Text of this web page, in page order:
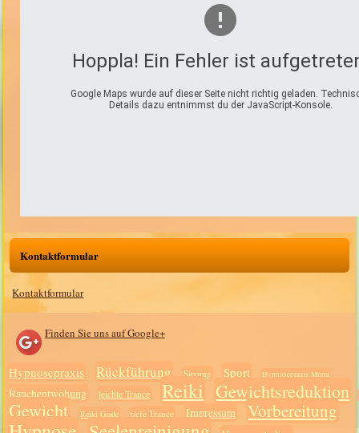
Hoppla! Ein Fehler ist
Google Maps wurde auf dieser Seite nicht richtig geladen.
Details dazu entnimmst du der JavaScript-Konsole.
Kontaktformular
Kontaktformular
Finden Sie uns auf Google+
Hypnosepraxis Rückführung Sitzung Sport Hypnosepraxis Murra
Rauchentwöhung leichte Trance Reiki Gewichtsreduktion
Gewicht
Reiki Grade tiefe Trance Impressum Vorbereitung